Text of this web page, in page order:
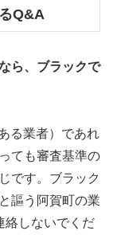
Q&A
ら、ブラックで
る業者）であれ
ても審査基準の
です。ブラック
謳う阿賀町の業
絡しないでくだ